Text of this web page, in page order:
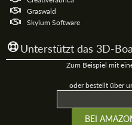
Graswald
Skylum Software
Unterstützt das 3D-
Zum Beispiel mit
oder bestellt über